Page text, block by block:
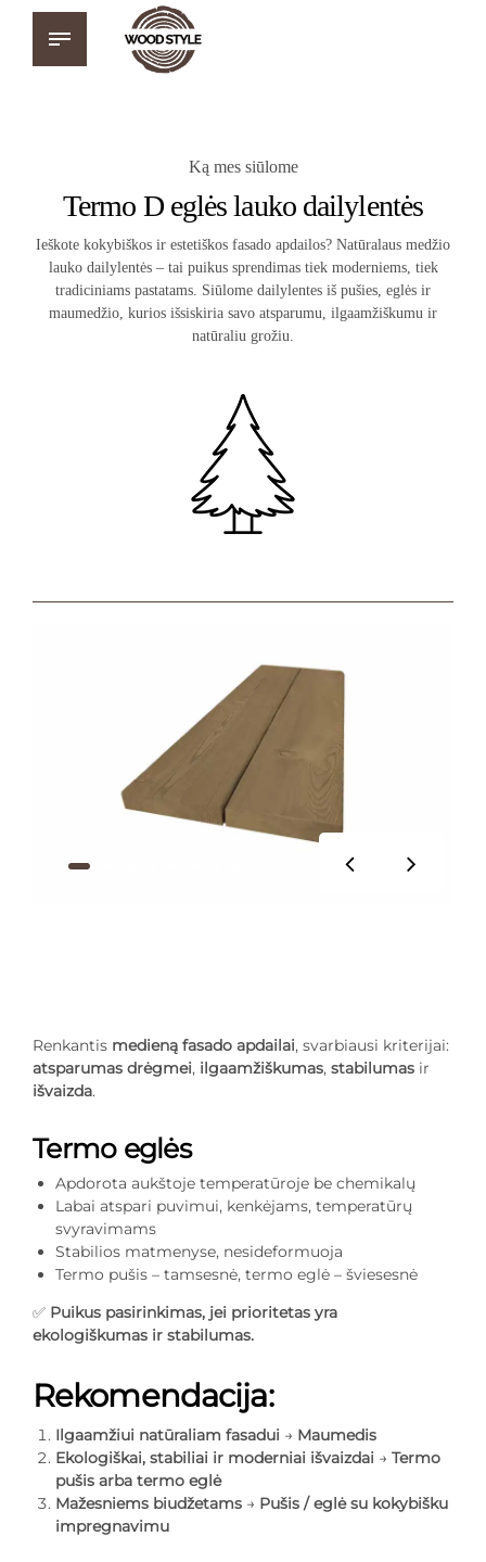
Ką mes siūlome
Termo D eglės lauko dailylentės
Ieškote kokybiškos ir estetiškos fasado apdailos? Natūralaus medžio
lauko dailylentės – tai puikus sprendimas tiek moderniems, tiek
tradiciniams pastatams. Siūlome dailylentes iš pušies, eglės ir
maumedžio, kurios išsiskiria savo atsparumu, ilgaamžiškumu ir
natūraliu grožiu.
Renkantis medieną fasado apdailai, svarbiausi kriterijai:
atsparumas drėgmei, ilgaamžiškumas, stabilumas ir
išvaizda.
Termo eglės
Apdorota aukštoje temperatūroje be chemikalų
Labai atspari puvimui, kenkėjams, temperatūrų
svyravimams
Stabilios matmenyse, nesideformuoja
Termo pušis – tamsesnė, termo eglė – šviesesnė
✅ Puikus pasirinkimas, jei prioritetas yra
ekologiškumas ir stabilumas.
Rekomendacija:
Ilgaamžiui natūraliam fasadui → Maumedis
Ekologiškai, stabiliai ir moderniai išvaizdai → Termo
pušis arba termo eglė
Mažesniems biudžetams → Pušis / eglė su kokybišku
impregnavimu